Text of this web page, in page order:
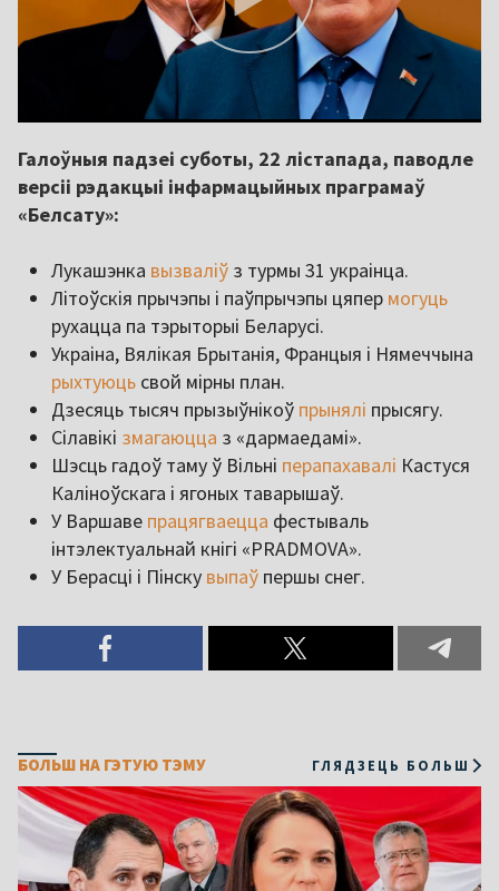
Галоўныя падзеі суботы, 22 лістапада, паводле
версіі рэдакцыі інфармацыйных праграмаў
«Белсату»:
Лукашэнка вызваліў з турмы 31 украінца.
Літоўскія прычэпы і паўпрычэпы цяпер могуць
рухацца па тэрыторыі Беларусі.
Украіна, Вялікая Брытанія, Францыя і Нямеччына
рыхтуюць свой мірны план.
Дзесяць тысяч прызыўнікоў прынялі прысягу.
Сілавікі змагаюцца з «дармаедамі».
Шэсць гадоў таму ў Вільні перапахавалі Кастуся
Каліноўскага і ягоных таварышаў.
У Варшаве працягваецца фестываль
інтэлектуальнай кнігі «PRADMOVA».
У Берасці і Пінску выпаў першы снег.
БОЛЬШ НА ГЭТУЮ ТЭМУ ГЛЯДЗЕЦЬ БОЛЬШ